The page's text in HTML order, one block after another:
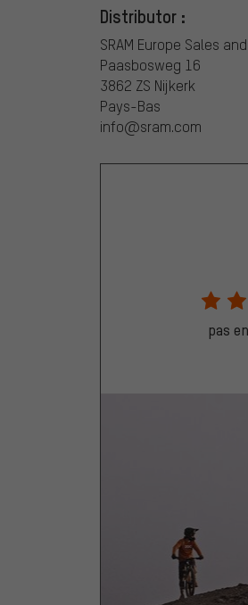
Distributor :
SRAM Europe Sales
Paasbosweg 16
3862 ZS Nijkerk
Pays-Bas
info@sram.com
pas